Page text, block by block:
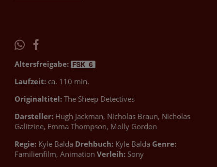
Altersfreigabe:
Laufzeit: ca. 110 min.
Originaltitel: The Sheep Detectives
Darsteller: Hugh Jackman, Nicholas Braun, Nicholas
Galitzine, Emma Thompson, Molly Gordon
Regie: Kyle Balda Drehbuch: Kyle Balda Genre:
Familienfilm, Animation Verleih: Sony